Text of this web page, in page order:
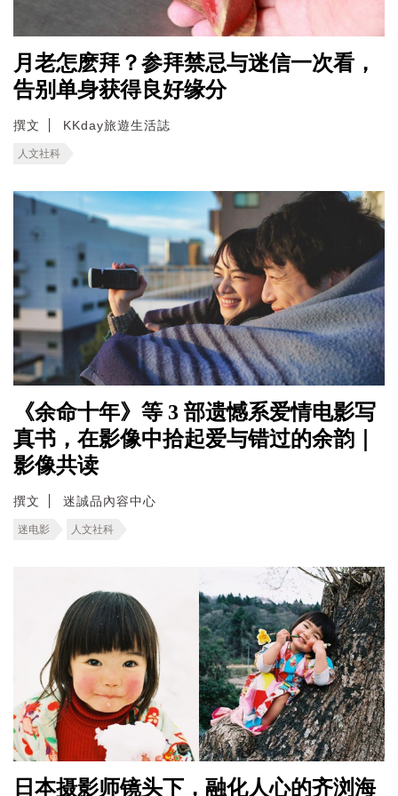
月老怎麽拜？参拜禁忌与迷信一次看，
告别单身获得良好缘分
撰文 KKday旅遊生活誌
人文社科
《余命十年》等 3 部遗憾系爱情电影写
真书，在影像中拾起爱与错过的余韵｜
影像共读
撰文 迷誠品內容中心
迷电影 人文社科
日本摄影师镜头下，融化人心的齐浏海